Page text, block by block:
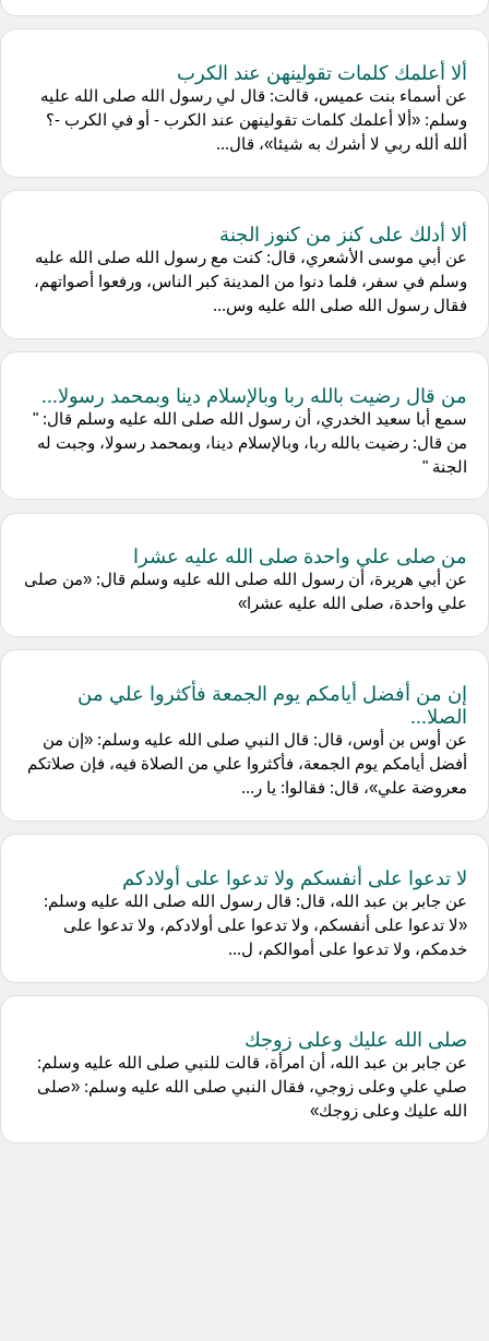
ألا أعلمك كلمات تقولينهن عند الكرب
عن أسماء بنت عميس، قالت: قال لي رسول الله صلى الله عليه
وسلم: «ألا أعلمك كلمات تقولينهن عند الكرب - أو في الكرب -؟
ألله ألله ربي لا أشرك به شيئا»، قال...
ألا أدلك على كنز من كنوز الجنة
عن أبي موسى الأشعري، قال: كنت مع رسول الله صلى الله عليه
وسلم في سفر، فلما دنوا من المدينة كبر الناس، ورفعوا أصواتهم،
فقال رسول الله صلى الله عليه وس...
من قال رضيت بالله ربا وبالإسلام دينا وبمحمد رسولا...
سمع أبا سعيد الخدري، أن رسول الله صلى الله عليه وسلم قال: "
من قال: رضيت بالله ربا، وبالإسلام دينا، وبمحمد رسولا، وجبت له
الجنة "
من صلى علي واحدة صلى الله عليه عشرا
عن أبي هريرة، أن رسول الله صلى الله عليه وسلم قال: «من صلى
علي واحدة، صلى الله عليه عشرا»
إن من أفضل أيامكم يوم الجمعة فأكثروا علي من
الصلا...
عن أوس بن أوس، قال: قال النبي صلى الله عليه وسلم: «إن من
أفضل أيامكم يوم الجمعة، فأكثروا علي من الصلاة فيه، فإن صلاتكم
معروضة علي»، قال: فقالوا: يا ر...
لا تدعوا على أنفسكم ولا تدعوا على أولادكم
عن جابر بن عبد الله، قال: قال رسول الله صلى الله عليه وسلم:
«لا تدعوا على أنفسكم، ولا تدعوا على أولادكم، ولا تدعوا على
خدمكم، ولا تدعوا على أموالكم، ل...
صلى الله عليك وعلى زوجك
عن جابر بن عبد الله، أن امرأة، قالت للنبي صلى الله عليه وسلم:
صلي علي وعلى زوجي، فقال النبي صلى الله عليه وسلم: «صلى
الله عليك وعلى زوجك»